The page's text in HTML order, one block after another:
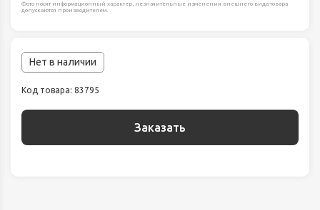
Фото носят информационный характер, незначительные изменения внешнего вида товара
допускаются производителем.
Нет в наличии
Код товара: 83795
Заказать